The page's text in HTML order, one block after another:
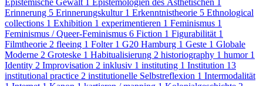
Erinnerung 5 Erinnerungskultur 1 Erkenntnistheorie 5 Ethnological
collections 1 Exhibition 1 experimentieren 1 Feminismus 1
Feminismus / Queer-Feminismus 6 Fiction 1 Figurabilität 1
Filmtheorie 2 fleeing 1 Folter 1 G20 Hamburg 1 Geste 1 Globale
Moderne 2 Groteske 1 Habitualisierung 2 historiography 1 humor 1
Identity 2 Improvisation 2 inklusiv 1 instituting 1 Institution 13
institutional practice 2 institutionelle Selbstreflexion 1 Intermodalität